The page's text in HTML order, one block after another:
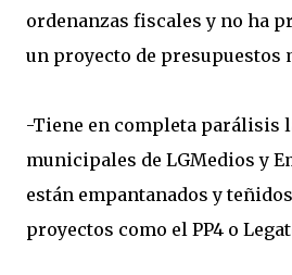
ordenanzas fiscales y no ha
un proyecto de presupuestos
-Tiene en completa parálisis
municipales de LGMedios y
están empantanados y
proyectos como el PP4 o